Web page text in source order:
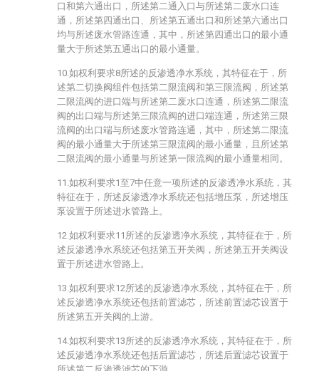
口和第六通出口，所述第二通入口与所述第二废水口连
通，所述第四通出口、所述第五通出口和所述第六通出口
均与所述废水管路连通，其中，所述第四通出口的最小通
量大于所述第五通出口的最小通量。
10.如权利要求8所述的反渗透净水系统，其特征在于，所
述第二切换阀组件包括第二限流阀和第三限流阀，所述第
二限流阀的进口端与所述第二废水口连通，所述第二限流
阀的出口端与所述第三限流阀的进口端连通，所述第三限
流阀的出口端与所述废水管路连通，其中，所述第二限流
阀的最小通量大于所述第三限流阀的最小通量，且所述第
二限流阀的最小通量与所述第一限流阀的最小通量相同。
11.如权利要求1至7中任意一项所述的反渗透净水系统，其
特征在于，所述反渗透净水系统还包括增压泵，所述增压
泵设置于所述进水管路上。
12.如权利要求11所述的反渗透净水系统，其特征在于，所
述反渗透净水系统还包括第五开关阀，所述第五开关阀设
置于所述进水管路上。
13.如权利要求12所述的反渗透净水系统，其特征在于，所
述反渗透净水系统还包括前置滤芯，所述前置滤芯设置于
所述第五开关阀的上游。
14.如权利要求13所述的反渗透净水系统，其特征在于，所
述反渗透净水系统还包括后置滤芯，所述后置滤芯设置于